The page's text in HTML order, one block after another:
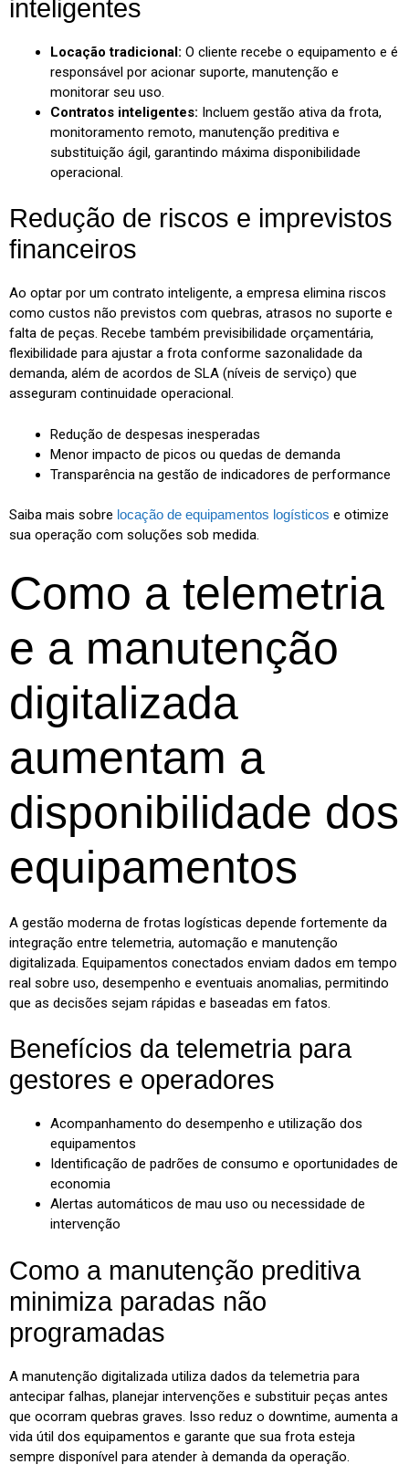
inteligentes
Locação tradicional: O cliente recebe o equipamento e é
responsável por acionar suporte, manutenção e
monitorar seu uso.
Contratos inteligentes: Incluem gestão ativa da frota,
monitoramento remoto, manutenção preditiva e
substituição ágil, garantindo máxima disponibilidade
operacional.
Redução de riscos e imprevistos
financeiros
Ao optar por um contrato inteligente, a empresa elimina riscos
como custos não previstos com quebras, atrasos no suporte e
falta de peças. Recebe também previsibilidade orçamentária,
flexibilidade para ajustar a frota conforme sazonalidade da
demanda, além de acordos de SLA (níveis de serviço) que
asseguram continuidade operacional.
Redução de despesas inesperadas
Menor impacto de picos ou quedas de demanda
Transparência na gestão de indicadores de performance
Saiba mais sobre locação de equipamentos logísticos e otimize
sua operação com soluções sob medida.
Como a telemetria
e a manutenção
digitalizada
aumentam a
disponibilidade dos
equipamentos
A gestão moderna de frotas logísticas depende fortemente da
integração entre telemetria, automação e manutenção
digitalizada. Equipamentos conectados enviam dados em tempo
real sobre uso, desempenho e eventuais anomalias, permitindo
que as decisões sejam rápidas e baseadas em fatos.
Benefícios da telemetria para
gestores e operadores
Acompanhamento do desempenho e utilização dos
equipamentos
Identificação de padrões de consumo e oportunidades de
economia
Alertas automáticos de mau uso ou necessidade de
intervenção
Como a manutenção preditiva
minimiza paradas não
programadas
A manutenção digitalizada utiliza dados da telemetria para
antecipar falhas, planejar intervenções e substituir peças antes
que ocorram quebras graves. Isso reduz o downtime, aumenta a
vida útil dos equipamentos e garante que sua frota esteja
sempre disponível para atender à demanda da operação.